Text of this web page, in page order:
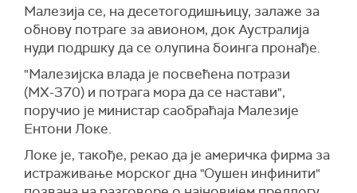
Малезија се, на десетогодишњицу, залаже за
обнову потраге за авионом, док Аустралија
нуди подршку да се олупина боинга пронађе.
"Малезијска влада је посвећена потрази
(МХ-370) и потрага мора да се настави",
поручио је министар саобраћаја Малезије
Ентони Локе.
Локе је, такође, рекао да је америчка фирма за
истраживање морског дна "Оушен инфинити"